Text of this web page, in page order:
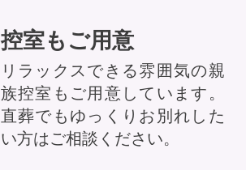
控室もご用意
リラックスできる雰囲気の親
族控室もご用意しています。
直葬でもゆっくりお別れした
い方はご相談ください。